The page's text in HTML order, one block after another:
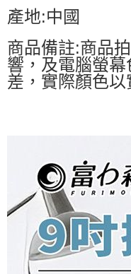
產地:中國
商品備註:商品
響，及電腦螢
差，實際顏色以